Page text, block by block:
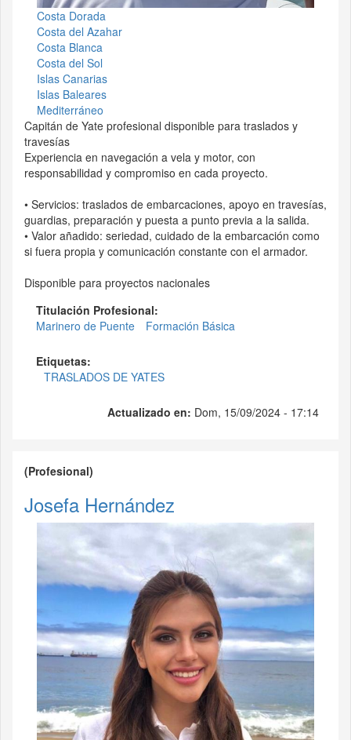
Costa Dorada
Costa del Azahar
Costa Blanca
Costa del Sol
Islas Canarias
Islas Baleares
Mediterráneo
Capitán de Yate profesional disponible para traslados y
travesías
Experiencia en navegación a vela y motor, con
responsabilidad y compromiso en cada proyecto.
• Servicios: traslados de embarcaciones, apoyo en travesías,
guardias, preparación y puesta a punto previa a la salida.
• Valor añadido: seriedad, cuidado de la embarcación como
si fuera propia y comunicación constante con el armador.
Disponible para proyectos nacionales
Titulación Profesional:
Marinero de Puente
Formación Básica
Etiquetas:
TRASLADOS DE YATES
Actualizado en: Dom, 15/09/2024 - 17:14
(Profesional)
Josefa Hernández